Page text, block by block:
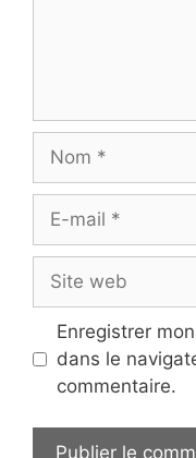
mail
web
Enregistrer
dans le
commentaire.